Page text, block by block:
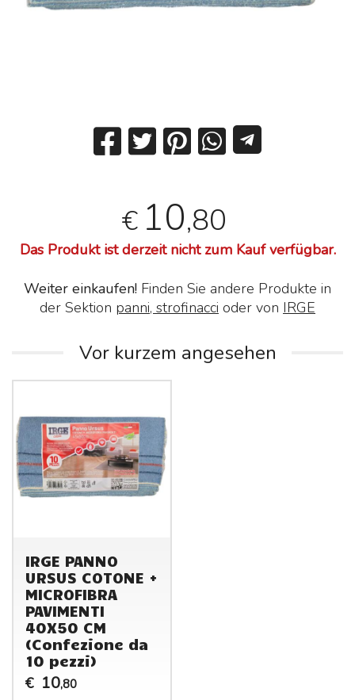
€ 10,80
Das Produkt ist derzeit nicht zum Kauf verfügbar.
Weiter einkaufen! Finden Sie andere Produkte in
der Sektion panni, strofinacci oder von IRGE
Vor kurzem angesehen
IRGE PANNO
URSUS COTONE +
MICROFIBRA
PAVIMENTI
40X50 CM
(Confezione da
10 pezzi)
€ 10,80